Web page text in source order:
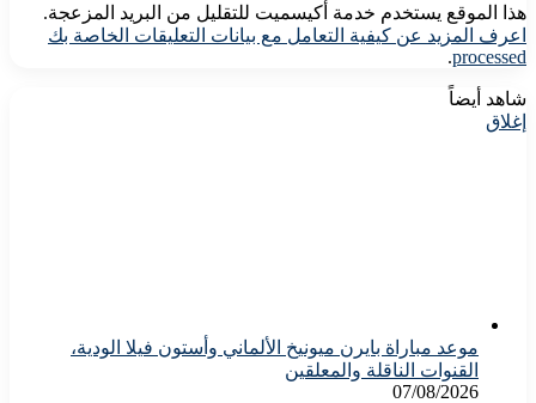
هذا الموقع يستخدم خدمة أكيسميت للتقليل من البريد المزعجة.
اعرف المزيد عن كيفية التعامل مع بيانات التعليقات الخاصة بك
processed
.
شاهد أيضاً
إغلاق
موعد مباراة بايرن ميونيخ الألماني وأستون فيلا الودية،
القنوات الناقلة والمعلقين
07/08/2026